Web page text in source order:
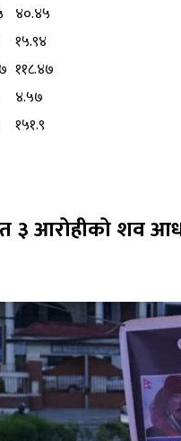
४०.४५
१५.९४
११८.४७
४.५७
१५१.९
३ आरोहीको शव